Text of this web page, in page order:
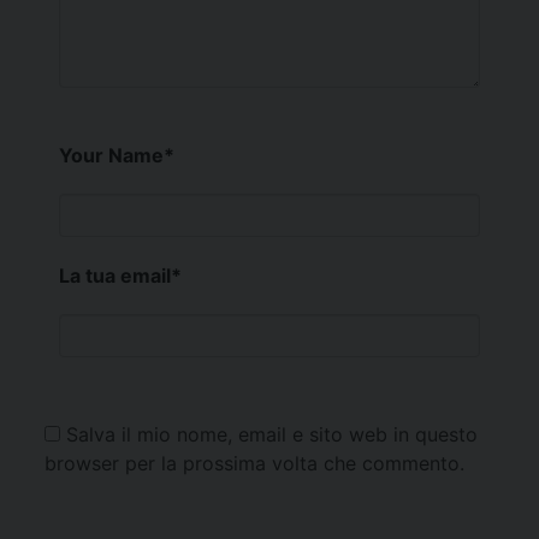
Your Name*
La tua email*
Salva il mio nome, email e sito web in questo
browser per la prossima volta che commento.